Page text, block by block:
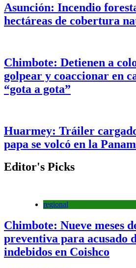
Asunción: Incendio
hectáreas de cobertura
Chimbote: Detienen a
golpear y coaccionar en
“gota a gota”
Huarmey: Tráiler
papa se volcó en la
Editor's Picks
regional
Chimbote: Nueve meses
preventiva para acusado
indebidos en Coishco